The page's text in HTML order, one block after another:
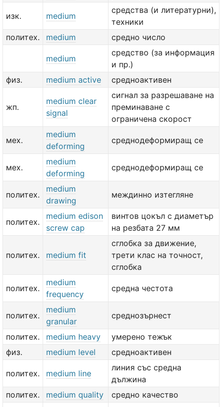
изк. medium
средства (и литературни),
техники
политех.
medium средно число
medium
средство (за информация
и пр.)
физ.
medium active средноактивен
жп.
medium clear
signal
сигнал за разрешаване на
преминаване с
ограничена скорост
мех.
medium
deforming
среднодеформиращ се
мех.
medium
deforming
среднодеформиращ се
политех.
medium
drawing
междинно изтегляне
политех.
medium edison
screw cap
винтов цокъл с диаметър
на резбата 27 мм
политех. medium fit
сглобка за движение,
трети клас на точност,
сглобка
политех.
medium
frequency
средна честота
политех.
medium
granular
среднозърнест
политех. medium heavy
умерено тежък
физ.
medium level средноактивен
политех. medium line
линия със средна
дължина
политех.
medium quality
средно качество